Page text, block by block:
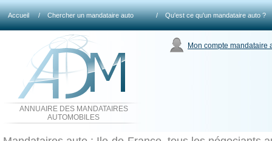
Accueil / Chercher un mandataire auto / Qu'est ce qu'un mandataire auto ?
ANNUAIRE DES MANDATAIRES
AUTOMOBILES
Mon compte mandataire